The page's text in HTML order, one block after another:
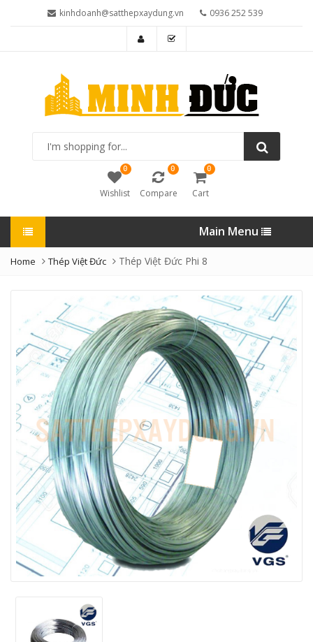
kinhdoanh@satthepxaydung.vn 0936 252 539
shopping
0
Wishlist
0
Compare
0
Cart
Main Menu
Home Thép Việt Đức Thép Việt Đức Phi 8